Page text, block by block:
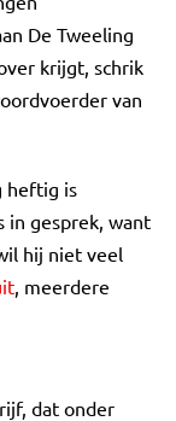
De Tweeling
krijgt, schrik
van
heftig is
in gesprek, want
hij niet veel
, meerdere
dat onder